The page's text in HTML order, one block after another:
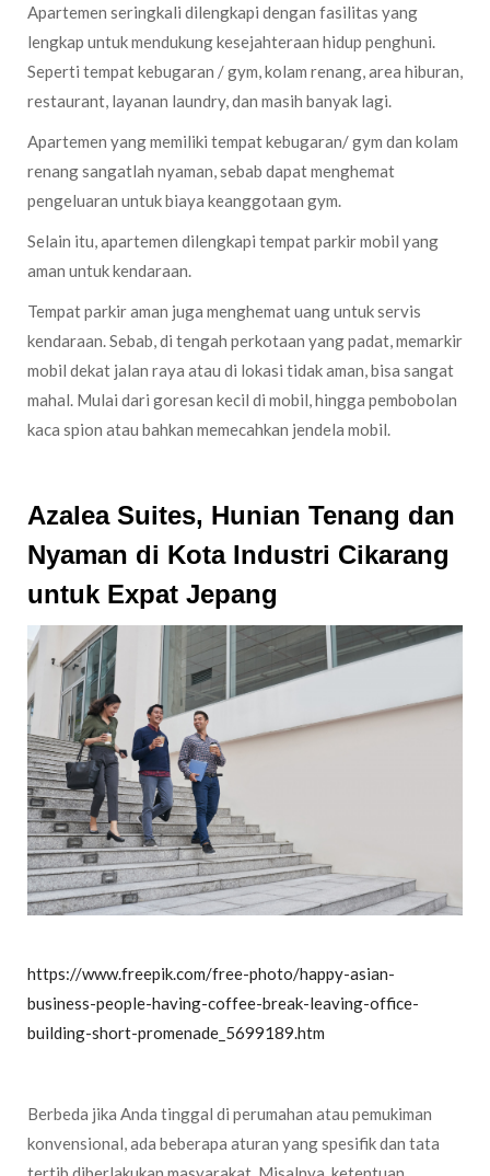
Apartemen seringkali dilengkapi dengan fasilitas yang
lengkap untuk mendukung kesejahteraan hidup penghuni.
Seperti tempat kebugaran / gym, kolam renang, area hiburan,
restaurant, layanan laundry, dan masih banyak lagi.
Apartemen yang memiliki tempat kebugaran/ gym dan kolam
renang sangatlah nyaman, sebab dapat menghemat
pengeluaran untuk biaya keanggotaan gym.
Selain itu, apartemen dilengkapi tempat parkir mobil yang
aman untuk kendaraan.
Tempat parkir aman juga menghemat uang untuk servis
kendaraan. Sebab, di tengah perkotaan yang padat, memarkir
mobil dekat jalan raya atau di lokasi tidak aman, bisa sangat
mahal. Mulai dari goresan kecil di mobil, hingga pembobolan
kaca spion atau bahkan memecahkan jendela mobil.
Azalea Suites, Hunian Tenang dan
Nyaman di Kota Industri Cikarang
untuk Expat Jepang
https://www.freepik.com/free-photo/happy-asian-
business-people-having-coffee-break-leaving-office-
building-short-promenade_5699189.htm
Berbeda jika Anda tinggal di perumahan atau pemukiman
konvensional, ada beberapa aturan yang spesifik dan tata